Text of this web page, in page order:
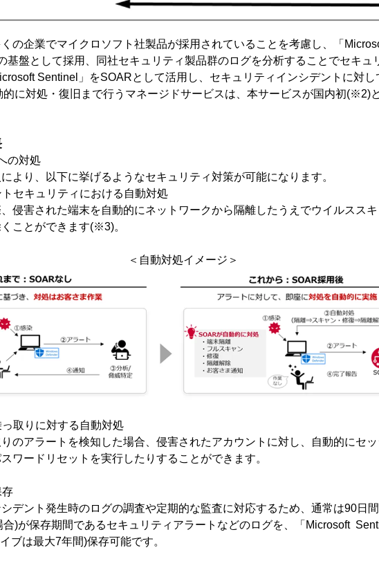
の企業でマイクロソフト社製品が採用されていることを考慮し、「
基盤として採用、同社セキュリティ製品群のログを分析することでセキュ
Sentinel」をSOARとして活用し、セキュリティインシデントに対し
的に対処・復旧まで行うマネージドサービスは、本サービスが国内初(※2)
の対処
より、以下に挙げるようなセキュリティ対策が可能になります。
セキュリティにおける自動対処
侵害された端末を自動的にネットワークから隔離したうえでウイルスス
ことができます(※3)。
＜自動対処イメージ＞
取りに対する自動対処
のアラートを検知した場合、侵害されたアカウントに対し、自動的にセ
ワードリセットを実行したりすることができます。
存
デント発生時のログの調査や定期的な監査に対応するため、通常は90日
)が保存期間であるセキュリティアラートなどのログを、「Microsoft
ブは最大7年間)保存可能です。